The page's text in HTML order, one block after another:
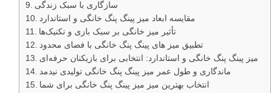
سازگاری با سبک زندگی
مقایسه ابعاد میز پینگ پنگ خانگی و استاندارد
تأثیر میز خانگی بر سبک بازی و تکنیک‌ها
تطبیق میز های پینگ پنگ خانگی با فضای محدود
میز پینگ پنگ خانگی و استاندارد: انتخابی برای بازیکنان حرفه‌ای
ماندگاری و طول عمر میز پینگ پنگ خانگی تولیدی نیدمد
انتخاب بهترین میز میز پینگ پنگ خانگی برای شما